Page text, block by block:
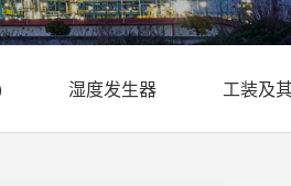
湿度发生器 工装及